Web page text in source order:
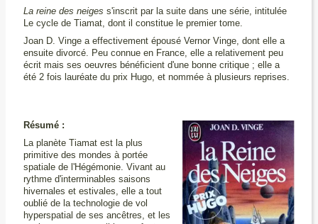
La reine des neiges s'inscrit par la suite dans une série, intitulée
Le cycle de Tiamat, dont il constitue le premier tome.
Joan D. Vinge a effectivement épousé Vernor Vinge, dont elle a
ensuite divorcé. Peu connue en France, elle a relativement peu
écrit mais ses oeuvres bénéficient d'une bonne critique ; elle a
été 2 fois lauréate du prix Hugo, et nommée à plusieurs reprises.
Résumé :
La planète Tiamat est la plus
primitive des mondes à portée
spatiale de l'Hégémonie. Vivant au
rythme d'interminables saisons
hivernales et estivales, elle a tout
oublié de la technologie de vol
hyperspatial de ses ancêtres, et les